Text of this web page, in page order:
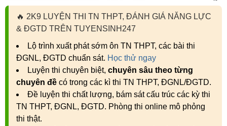
🔥 2K9 LUYỆN THI TN THPT, ĐÁNH GIÁ NĂNG LỰC
& ĐGTD TRÊN TUYENSINH247
Lộ trình xuất phát sớm ôn TN THPT, các bài thi
ĐGNL, ĐGTD chuẩn sát. Học thử ngay
Luyện thi chuyên biệt, chuyên sâu theo từng
chuyên đề có trong các kì thi TN THPT, ĐGNL/ĐGTD.
Đề luyện thi chất lượng, bám sát cấu trúc các kỳ thi
TN THPT, ĐGNL, ĐGTD. Phòng thi online mô phỏng
thi thật.